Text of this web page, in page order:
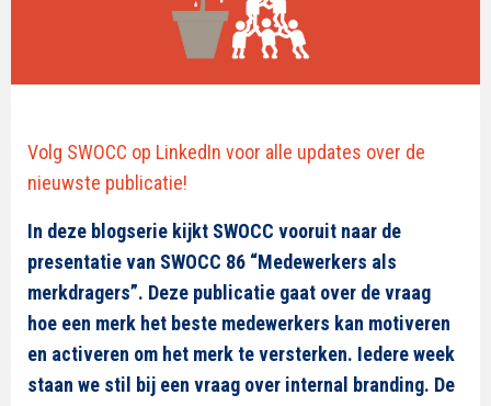
Volg SWOCC op LinkedIn voor alle updates over de
nieuwste publicatie!
In deze blogserie kijkt SWOCC vooruit naar de
presentatie van SWOCC 86 “Medewerkers als
merkdragers”. Deze publicatie gaat over de vraag
hoe een merk het beste medewerkers kan motiveren
en activeren om het merk te versterken. Iedere week
staan we stil bij een vraag over internal branding. De